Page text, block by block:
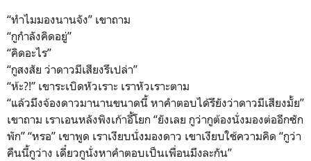
“ทำไมมองนานจัง” เขาถาม
“กูกำลังคิดอยู่”
“คิดอะไร”
“กูสงสัย ว่าดาวมีเสียงรึเปล่า”
“ห้ะ?!” เขาระเบิดหัวเราะ เราหัวเราะตาม
“แล้วมึงจ้องดาวมานานขนาดนี้ หาคำตอบได้รึยังว่าดาวมีเสียงมั้ย”
เขาถาม เราเอนหลังพิงเก้าอี้โยก “ยังเลย กูว่ากูต้องนั่งมองต่ออีกซัก
พัก” “หรอ” เขาพูด เราเงียบนั่งมองดาว เขาเงียบใช้ความคิด “กูว่า
คืนนี้กูว่าง เดี๋ยวกูนั่งหาคำตอบเป็นเพื่อนมึงละกัน”